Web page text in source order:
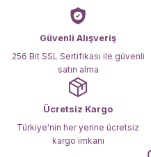
Ürün bilgilerinde hatalar
Ürün fiyatı diğer sitelerden
Bu ürüne benzer farklı
Güvenli Alışveriş
256 Bit SSL Sertifikası ile güvenli
satın alma
Ücretsiz Kargo
Türkiye'nin her yerine ücretsiz
kargo imkanı